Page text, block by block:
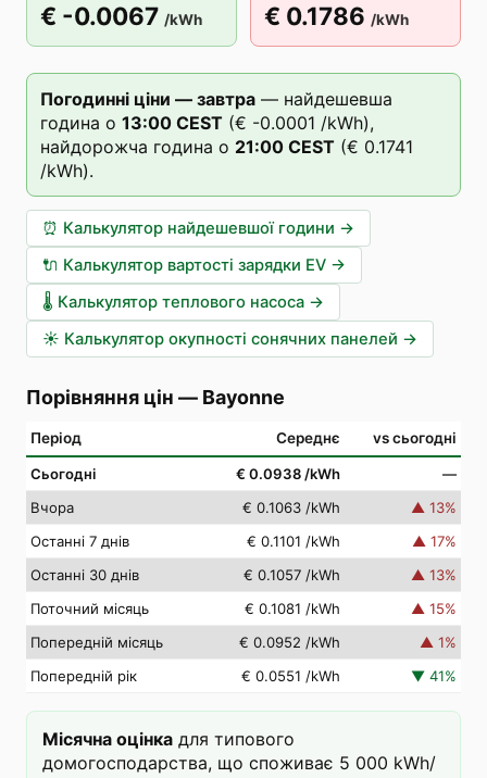
€ -0.0067 /kWh € 0.1786 /kWh
Погодинні ціни — завтра — найдешевша
година о 13:00 CEST (€ -0.0001 /kWh),
найдорожча година о 21:00 CEST (€ 0.1741
/kWh).
⏰ Калькулятор найдешевшої години →
🔌 Калькулятор вартості зарядки EV →
🌡️ Калькулятор теплового насоса →
☀️ Калькулятор окупності сонячних панелей →
Порівняння цін — Bayonne
Період Середнє vs сьогодні
Сьогодні € 0.0938 /kWh
—
Вчора
€ 0.1063 /kWh ▲ 13%
Останні 7 днів
€ 0.1101 /kWh ▲ 17%
Останні 30 днів
€ 0.1057 /kWh ▲ 13%
Поточний місяць
€ 0.1081 /kWh ▲ 15%
Попередній місяць
€ 0.0952 /kWh ▲ 1%
Попередній рік
€ 0.0551 /kWh ▼ 41%
Місячна оцінка для типового
домогосподарства, що споживає 5 000 kWh/